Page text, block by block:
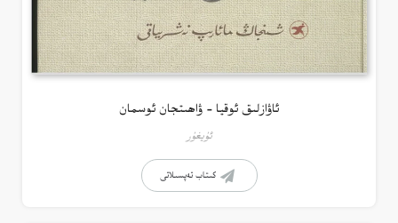
ئاۋازلىق ئوقيا – ۋاھىتجان ئوسمان
ئۇيغۇر
كىتاب تەپسىلاتى